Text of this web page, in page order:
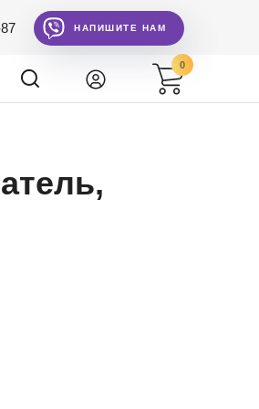
НАПИШИТЕ НАМ
0